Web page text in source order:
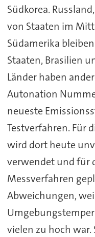
Südkorea.
von Staaten im
Südamerika
Staaten, Brasilien
Länder haben
Autonation
neueste
Testverfahren. Für
wird dort heute
verwendet und für
Messverfahren
Abweichungen,
vielen zu hoch war.